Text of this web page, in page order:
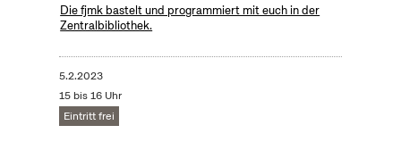
Die fjmk bastelt und programmiert mit euch in der
Zentralbibliothek.
5.2.2023
15 bis 16 Uhr
Eintritt frei